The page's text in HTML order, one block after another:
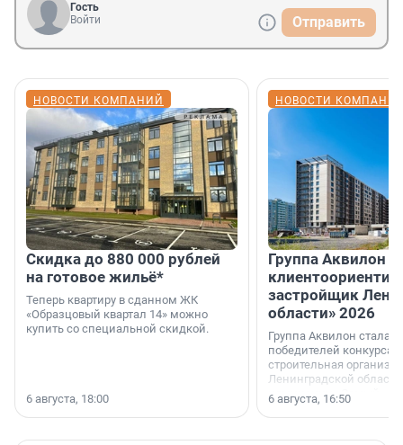
Гость
Войти
Отправить
НОВОСТИ КОМПАНИЙ
Скидка до 880 000 рублей
на готовое жильё*
Теперь квартиру в сданном ЖК
«Образцовый квартал 14» можно
купить со специальной скидкой.
6 августа, 18:00
НОВОСТИ
Группа Аквилон
застройщик
области» 2026
Группа Аквилон стала
победителей конкурса
строительная
Ленинградской области
номинации «Самый
застройщик
области».
6 августа, 16:50